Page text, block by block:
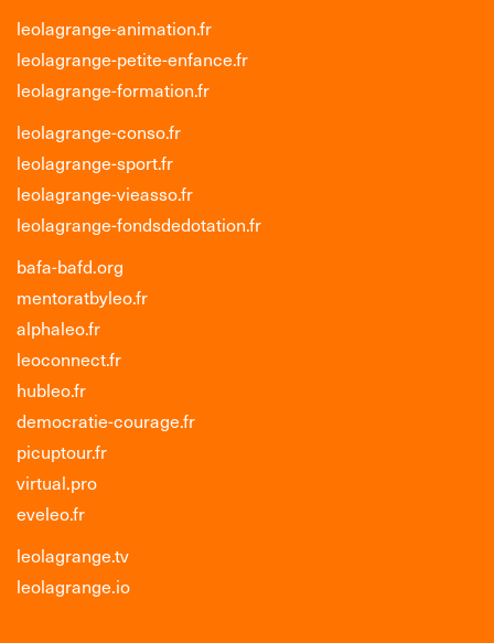
leolagrange-animation.fr
leolagrange-petite-enfance.fr
leolagrange-formation.fr
leolagrange-conso.fr
leolagrange-sport.fr
leolagrange-vieasso.fr
leolagrange-fondsdedotation.fr
bafa-bafd.org
mentoratbyleo.fr
alphaleo.fr
leoconnect.fr
hubleo.fr
democratie-courage.fr
picuptour.fr
virtual.pro
eveleo.fr
leolagrange.tv
leolagrange.io